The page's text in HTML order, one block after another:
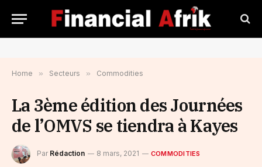
Home » Secteurs » Commodities
La 3ème édition des Journées
de l’OMVS se tiendra à Kayes
Par Rédaction 8 mars, 2021 COMMODITIES